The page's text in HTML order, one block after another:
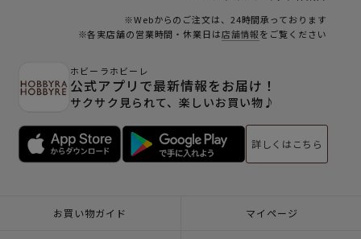
※Webからのご注文は、24時間承っております
※各実店舗の営業時間・休業日は店舗情報をご覧ください
ホビーラホビーレ
公式アプリで最新情報をお届け！
サクサク見られて、楽しいお買い物♪
詳しくはこちら
お買い物ガイド マイページ